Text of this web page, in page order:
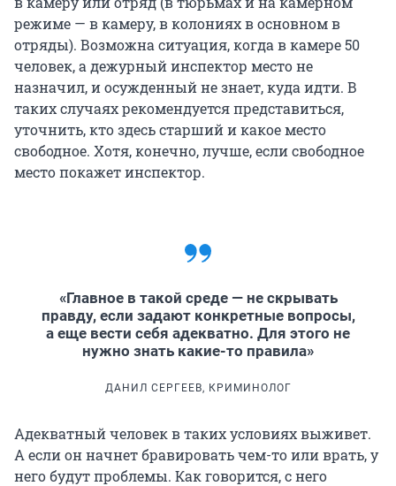
режиме — в камеру, в колониях в основном в
отряды). Возможна ситуация, когда в камере 50
человек, а дежурный инспектор место не
назначил, и осужденный не знает, куда идти. В
таких случаях рекомендуется представиться,
уточнить, кто здесь старший и какое место
свободное. Хотя, конечно, лучше, если свободное
место покажет инспектор.
«Главное в такой среде — не скрывать
правду, если задают конкретные вопросы,
а еще вести себя адекватно. Для этого не
нужно знать какие-то правила»
ДАНИЛ СЕРГЕЕВ, КРИМИНОЛОГ
Адекватный человек в таких условиях выживет.
А если он начнет бравировать чем-то или врать, у
него будут проблемы. Как говорится, с него